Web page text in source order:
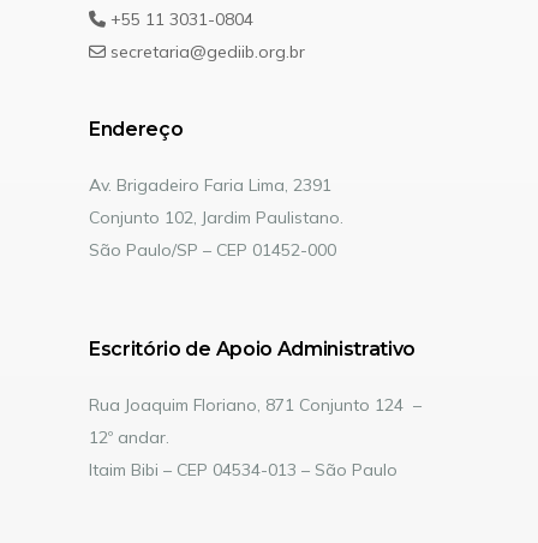
+55 11 3031-0804
secretaria@gediib.org.br
Endereço
Av. Brigadeiro Faria Lima, 2391
Conjunto 102, Jardim Paulistano.
São Paulo/SP – CEP 01452-000
Escritório de Apoio Administrativo
Rua Joaquim Floriano, 871 Conjunto 124 –
12º andar.
Itaim Bibi – CEP 04534-013 – São Paulo